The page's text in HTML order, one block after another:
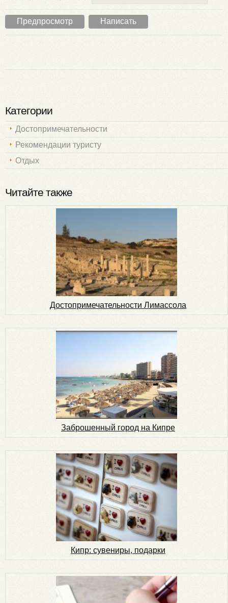
Категории
Достопримечательности
Рекомендации туристу
Отдых
Читайте также
Достопримечательности Лимассола
Заброшенный город на Кипре
Кипр: сувениры, подарки